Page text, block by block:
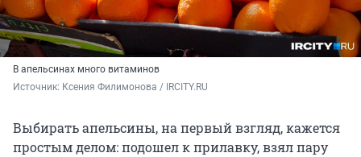
В апельсинах много витаминов
Источник: Ксения Филимонова / IRCITY.RU
Выбирать апельсины, на первый взгляд, кажется
простым делом: подошел к прилавку, взял пару